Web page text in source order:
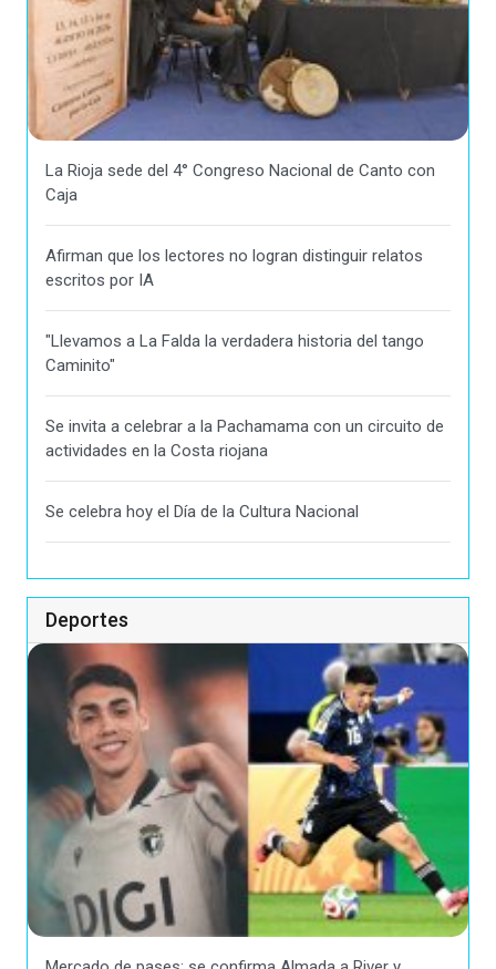
La Rioja sede del 4° Congreso Nacional de Canto con
Caja
Afirman que los lectores no logran distinguir relatos
escritos por IA
"Llevamos a La Falda la verdadera historia del tango
Caminito"
Se invita a celebrar a la Pachamama con un circuito de
actividades en la Costa riojana
Se celebra hoy el Día de la Cultura Nacional
Deportes